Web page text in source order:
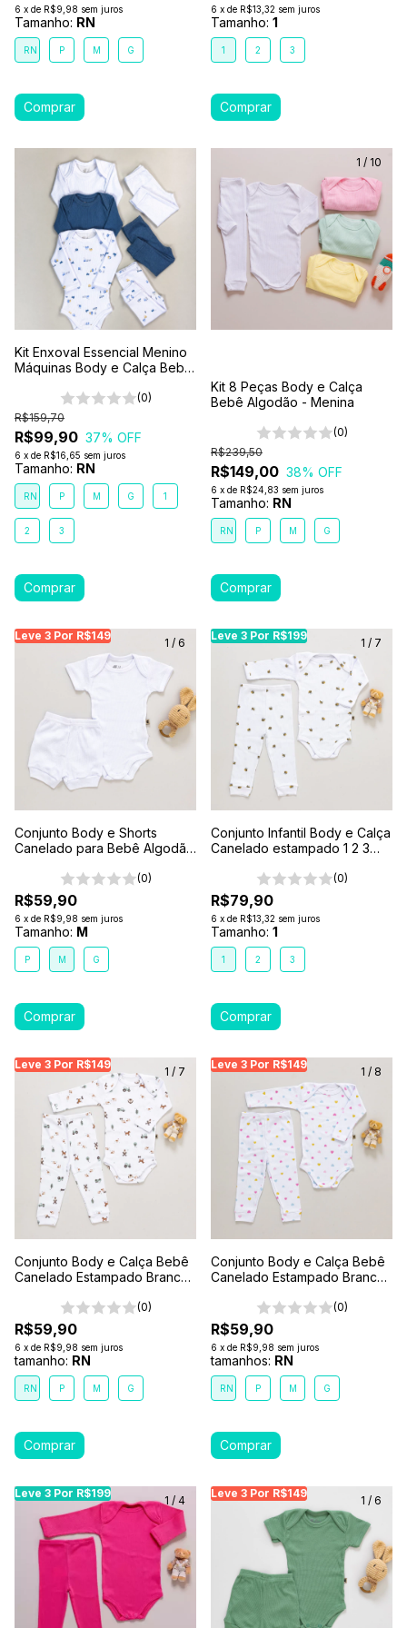
6 x de R$9,98 sem juros
Tamanho: RN
RN P M G
6 x de R$13,32 sem juros
Tamanho: 1
1 2 3
Kit Enxoval Essencial Menino
Máquinas Body e Calça Bebê
Premium
(0)
R$99,90
R$159,70
37% OFF
6 x de R$16,65 sem juros
Tamanho: RN
RN P M G 1
2 3
1 / 10
Kit 8 Peças Body e Calça
Bebê Algodão - Menina
(0)
R$149,00
R$239,50
38% OFF
6 x de R$24,83 sem juros
Tamanho: RN
RN P M G
Leve 3 Por R$149
Leve 3 Por R$149 Leve 3 Por R$149 Leve
1 / 6
Conjunto Body e Shorts
Canelado para Bebê Algodão
(0)
R$59,90
6 x de R$9,98 sem juros
Tamanho: M
P M G
Leve 3 Por R$199
Leve 3 Por R$199
1 / 7
Conjunto Infantil Body e Calça
Canelado estampado 1 2 3
(0)
R$79,90
6 x de R$13,32 sem juros
Tamanho: 1
1 2 3
Leve 3 Por R$149
Leve 3 Por R$149 Leve 3 Por R$149 Leve
1 / 7
Conjunto Body e Calça Bebê
Canelado Estampado Branco-
(0)
R$59,90
6 x de R$9,98 sem juros
tamanho: RN
RN P M G
Leve 3 Por R$149
Leve 3 Por R$149
1 / 8
Conjunto Body e Calça Bebê
Canelado Estampado Branco-
(0)
R$59,90
6 x de R$9,98 sem juros
tamanhos: RN
RN P M G
Leve 3 Por R$199
Leve 3 Por R$199 Leve 3 Por R$199 Leve
1 / 4
Leve 3 Por R$149
Leve 3 Por R$149
1 / 6